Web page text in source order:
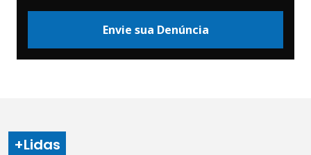
Envie sua Denúncia
+Lidas